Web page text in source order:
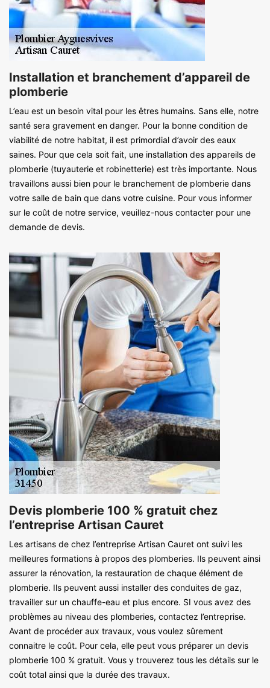
Installation et branchement d’appareil de
plomberie
L’eau est un besoin vital pour les êtres humains. Sans elle, notre
santé sera gravement en danger. Pour la bonne condition de
viabilité de notre habitat, il est primordial d’avoir des eaux
saines. Pour que cela soit fait, une installation des appareils de
plomberie (tuyauterie et robinetterie) est très importante. Nous
travaillons aussi bien pour le branchement de plomberie dans
votre salle de bain que dans votre cuisine. Pour vous informer
sur le coût de notre service, veuillez-nous contacter pour une
demande de devis.
Devis plomberie 100 % gratuit chez
l’entreprise Artisan Cauret
Les artisans de chez l’entreprise Artisan Cauret ont suivi les
meilleures formations à propos des plomberies. Ils peuvent ainsi
assurer la rénovation, la restauration de chaque élément de
plomberie. Ils peuvent aussi installer des conduites de gaz,
travailler sur un chauffe-eau et plus encore. SI vous avez des
problèmes au niveau des plomberies, contactez l’entreprise.
Avant de procéder aux travaux, vous voulez sûrement
connaitre le coût. Pour cela, elle peut vous préparer un devis
plomberie 100 % gratuit. Vous y trouverez tous les détails sur le
coût total ainsi que la durée des travaux.